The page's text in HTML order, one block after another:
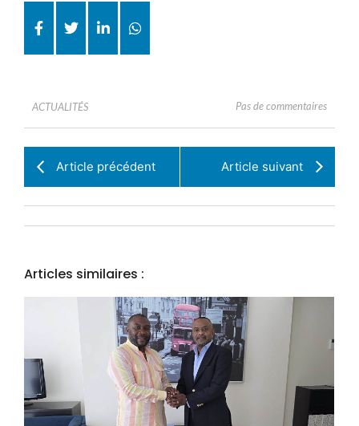
ACTUALITÉS Pas de commentaires
Article précédent Article suivant
Articles similaires :